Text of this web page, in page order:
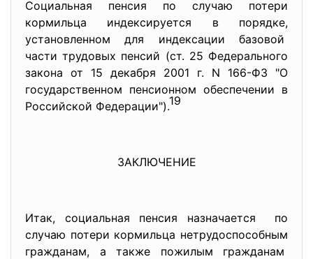
Социальная пенсия по случаю потери
кормильца индексируется в порядке,
установленном для индексации базовой
части трудовых пенсий (ст. 25 Федерального
закона от 15 декабря 2001 г. N 166-ФЗ "О
государственном пенсионном обеспечении в
Российской Федерации").19
ЗАКЛЮЧЕНИЕ
Итак, социальная пенсия назначается по
случаю потери кормильца нетрудоспособным
гражданам, а также пожилым гражданам